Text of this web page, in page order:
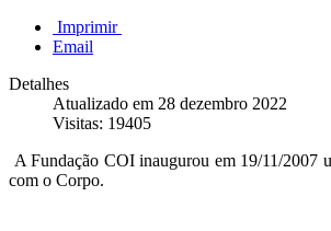
Imprimir
Email
Detalhes
Atualizado em 28 dezembro 2022
Visitas: 19405
A Fundação COI inaugurou em 19/11/2007
com o Corpo.